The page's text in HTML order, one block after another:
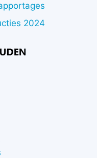
2024